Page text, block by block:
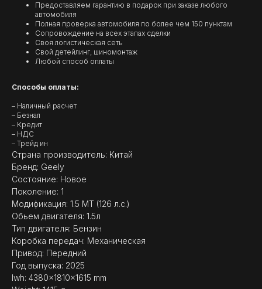
Предоставляем гарантию в подарок при заказе любого
автомобиля
Полная проверка автомобиля по более чем 150 пунктам
Сопровождение на всех этапах сделки
Своя логистическая сеть
Свой детейлинг, шиномонтаж
Любой способ оплаты
Способы оплаты:
– Наличный расчет
– Безнал
– Кредит
– НДС
– Трейд ин
Страна производитель: Китай
Бренд: Geely
Состояние: Новое
Поколение: 1
Модификация: 1.5 MT (126 л.с.)
Обьем двигателя: 1.5л
Тип двигателя: Бензин
Коробка передач: Механическая
Привод: Передний
Год выпуска: 2025
lwh: 4380x1810x1615 mm
МНЕНИЕ ДОВОЛЬНЫХ
КЛИЕНТОВ — ГЛАВНЫЙ
ПОКАЗАТЕЛЬ КАЧЕСТВА
НАШЕЙ РАБОТЫ
ОТЗЫВЫ)